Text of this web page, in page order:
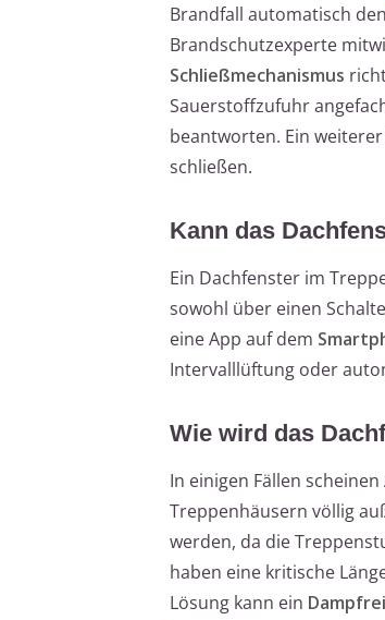
Brandfall automatisch
Brandschutzexperte
Schließmechanismus
Sauerstoffzufuhr
beantworten. Ein
schließen.
Kann das
Ein Dachfenster im
sowohl über einen
eine App auf dem
Intervalllüftung oder
Wie wird das
In einigen Fällen
Treppenhäusern völlig
werden, da die
haben eine kritische
Lösung kann ein